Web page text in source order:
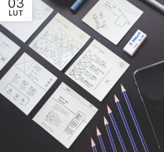
03
LUT